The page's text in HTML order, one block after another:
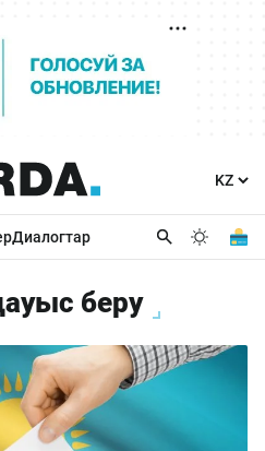
Диалогтар
беру